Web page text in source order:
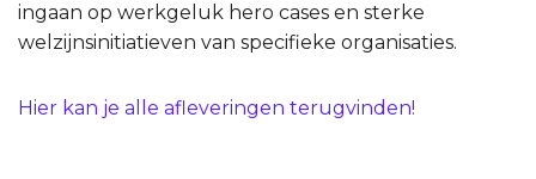
ingaan op werkgeluk hero cases en sterke
welzijnsinitiatieven van specifieke organisaties.
Hier kan je alle afleveringen terugvinden!